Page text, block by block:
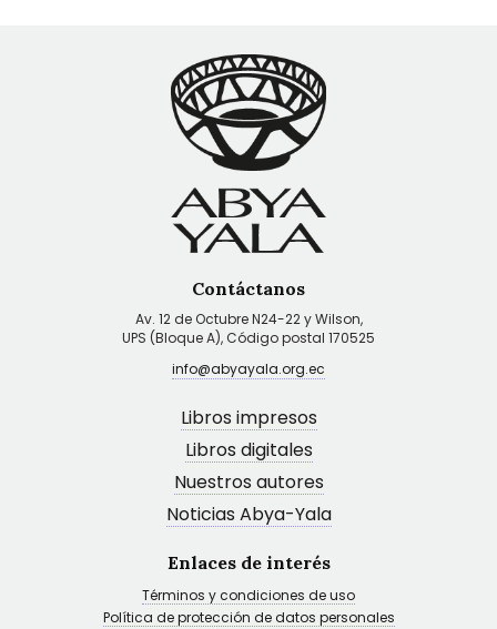
Contáctanos
Av. 12 de Octubre N24-22 y Wilson,
UPS (Bloque A), Código postal 170525
info@abyayala.org.ec
Libros impresos
Libros digitales
Nuestros autores
Noticias Abya-Yala
Enlaces de interés
Términos y condiciones de uso
Política de protección de datos personales